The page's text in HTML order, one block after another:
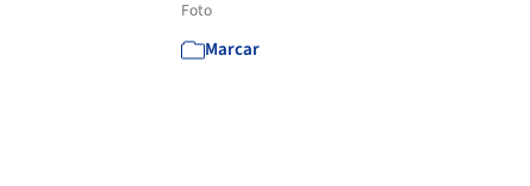
Foto
Marcar